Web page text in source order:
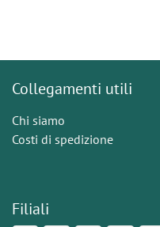
Collegamenti utili
Chi siamo
Costi di spedizione
Filiali